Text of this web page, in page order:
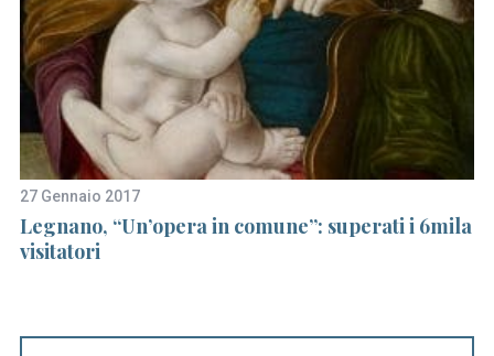
27 Gennaio 2017
Legnano, “Un’opera in comune”: superati i 6mila
visitatori
o
r
: